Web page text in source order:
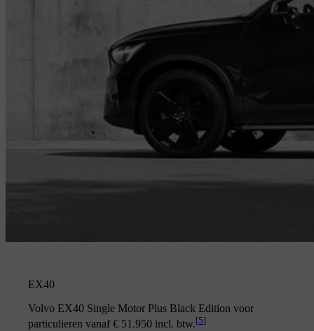
EX40
Volvo EX40 Single Motor Plus Black Edition voor
particulieren vanaf € 51.950 incl. btw.[5]